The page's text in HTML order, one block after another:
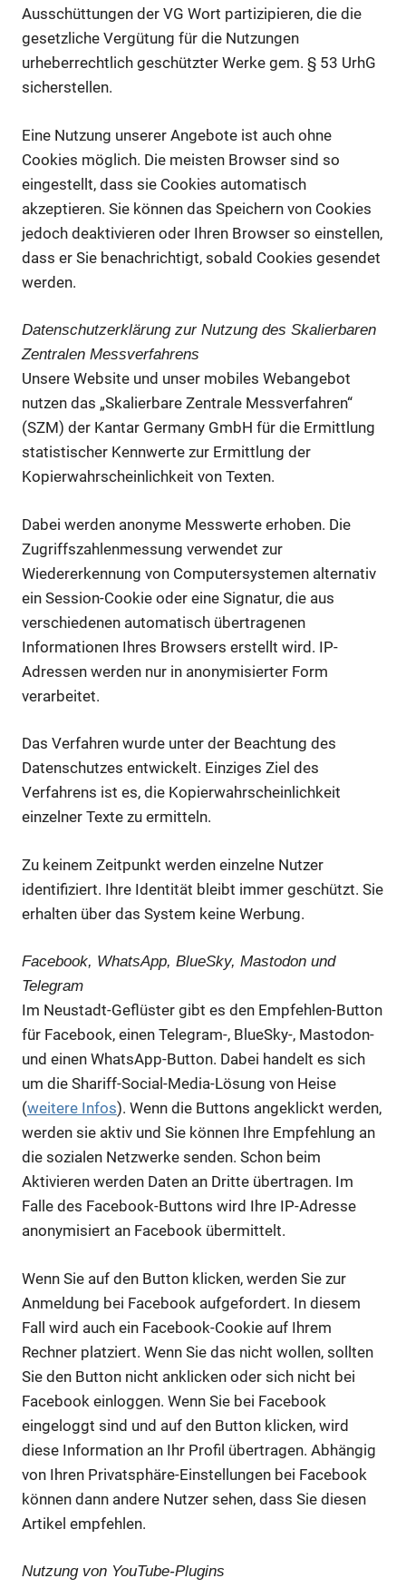
Ausschüttungen der VG Wort partizipieren, die die
gesetzliche Vergütung für die Nutzungen
urheberrechtlich geschützter Werke gem. § 53 UrhG
sicherstellen.
Eine Nutzung unserer Angebote ist auch ohne
Cookies möglich. Die meisten Browser sind so
eingestellt, dass sie Cookies automatisch
akzeptieren. Sie können das Speichern von Cookies
jedoch deaktivieren oder Ihren Browser so einstellen,
dass er Sie benachrichtigt, sobald Cookies gesendet
werden.
Datenschutzerklärung zur Nutzung des Skalierbaren
Zentralen Messverfahrens
Unsere Website und unser mobiles Webangebot
nutzen das „Skalierbare Zentrale Messverfahren“
(SZM) der Kantar Germany GmbH für die Ermittlung
statistischer Kennwerte zur Ermittlung der
Kopierwahrscheinlichkeit von Texten.
Dabei werden anonyme Messwerte erhoben. Die
Zugriffszahlenmessung verwendet zur
Wiedererkennung von Computersystemen alternativ
ein Session-Cookie oder eine Signatur, die aus
verschiedenen automatisch übertragenen
Informationen Ihres Browsers erstellt wird. IP-
Adressen werden nur in anonymisierter Form
verarbeitet.
Das Verfahren wurde unter der Beachtung des
Datenschutzes entwickelt. Einziges Ziel des
Verfahrens ist es, die Kopierwahrscheinlichkeit
einzelner Texte zu ermitteln.
Zu keinem Zeitpunkt werden einzelne Nutzer
identifiziert. Ihre Identität bleibt immer geschützt. Sie
erhalten über das System keine Werbung.
Facebook, WhatsApp, BlueSky, Mastodon und
Telegram
Im Neustadt-Geflüster gibt es den Empfehlen-Button
für Facebook, einen Telegram-, BlueSky-, Mastodon-
und einen WhatsApp-Button. Dabei handelt es sich
um die Shariff-Social-Media-Lösung von Heise
(weitere Infos). Wenn die Buttons angeklickt werden,
werden sie aktiv und Sie können Ihre Empfehlung an
die sozialen Netzwerke senden. Schon beim
Aktivieren werden Daten an Dritte übertragen. Im
Falle des Facebook-Buttons wird Ihre IP-Adresse
anonymisiert an Facebook übermittelt.
Wenn Sie auf den Button klicken, werden Sie zur
Anmeldung bei Facebook aufgefordert. In diesem
Fall wird auch ein Facebook-Cookie auf Ihrem
Rechner platziert. Wenn Sie das nicht wollen, sollten
Sie den Button nicht anklicken oder sich nicht bei
Facebook einloggen. Wenn Sie bei Facebook
eingeloggt sind und auf den Button klicken, wird
diese Information an Ihr Profil übertragen. Abhängig
von Ihren Privatsphäre-Einstellungen bei Facebook
können dann andere Nutzer sehen, dass Sie diesen
Artikel empfehlen.
Nutzung von YouTube-Plugins